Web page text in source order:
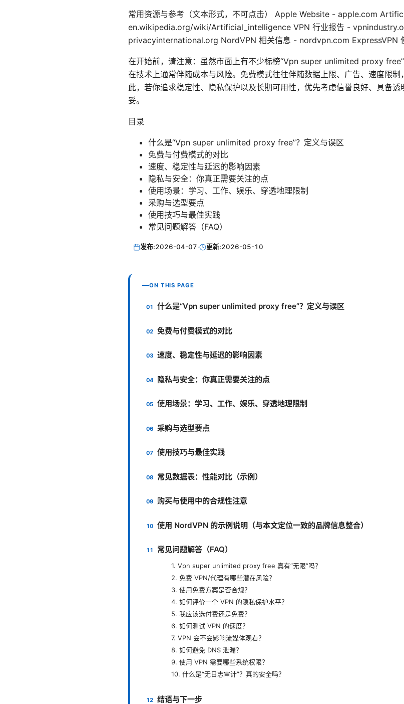
常用资源与参考（文本形式，不可点击） Apple Website - apple.com
en.wikipedia.org/wiki/Artificial_intelligence VPN 行业报告 -
privacyinternational.org NordVPN 相关信息 - nordvpn.com ExpressVPN
在开始前，请注意：虽然市面上有不少标榜“Vpn super unlimited proxy
在技术上通常伴随成本与风险。免费模式往往伴随数据上限、广告、速度限
此，若你追求稳定性、隐私保护以及长期可用性，优先考虑信誉良好、具备
妥。
目录
什么是“Vpn super unlimited proxy free”？定义与误区
免费与付费模式的对比
速度、稳定性与延迟的影响因素
隐私与安全：你真正需要关注的点
使用场景：学习、工作、娱乐、穿透地理限制
采购与选型要点
使用技巧与最佳实践
常见问题解答（FAQ）
发布:2026-04-07· 更新:2026-05-10
ON THIS PAGE
什么是“Vpn super unlimited proxy free”？定义与误区
免费与付费模式的对比
速度、稳定性与延迟的影响因素
隐私与安全：你真正需要关注的点
使用场景：学习、工作、娱乐、穿透地理限制
采购与选型要点
使用技巧与最佳实践
常见数据表：性能对比（示例）
购买与使用中的合规性注意
使用 NordVPN 的示例说明（与本文定位一致的品牌信息整合）
常见问题解答（FAQ）
1. Vpn super unlimited proxy free 真有“无限”吗？
2. 免费 VPN/代理有哪些潜在风险？
3. 使用免费方案是否合规？
4. 如何评价一个 VPN 的隐私保护水平？
5. 我应该选付费还是免费？
6. 如何测试 VPN 的速度？
7. VPN 会不会影响流媒体观看？
8. 如何避免 DNS 泄漏？
9. 使用 VPN 需要哪些系统权限？
10. 什么是“无日志审计”？真的安全吗？
结语与下一步